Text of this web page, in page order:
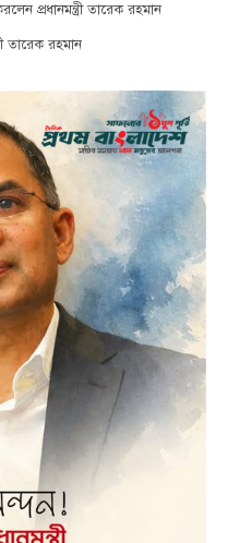
প্রধানমন্ত্রী তারেক রহমান
তারেক রহমান